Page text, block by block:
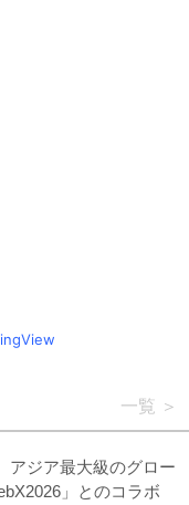
一覧
アジア最大級のグロー
」とのコラボ